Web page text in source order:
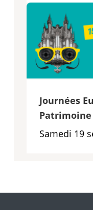
Journées
Patrimoine
Samedi 19